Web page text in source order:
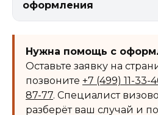
оформления
Нужна помощь с
Оставьте заявку на
позвоните +7 (499) 11-33-
87-77. Специалист
разберёт ваш случай и